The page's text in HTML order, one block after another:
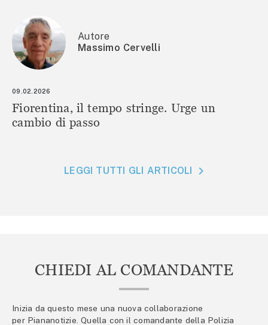
Autore
Massimo Cervelli
09.02.2026
Fiorentina, il tempo stringe. Urge un
cambio di passo
LEGGI TUTTI GLI ARTICOLI
CHIEDI AL COMANDANTE
Inizia da questo mese una nuova collaborazione
per Piananotizie. Quella con il comandante della Polizia